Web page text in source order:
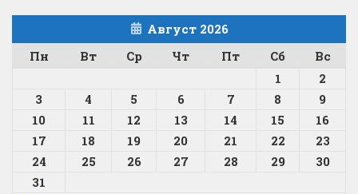
Август 2026
Пн
Вт Ср Чт Пт Сб
Вс
1
2
3
4 5 6 7 8
9
10
11 12 13 14 15
16
17
18 19 20 21 22
23
24
25 26 27 28 29
30
31